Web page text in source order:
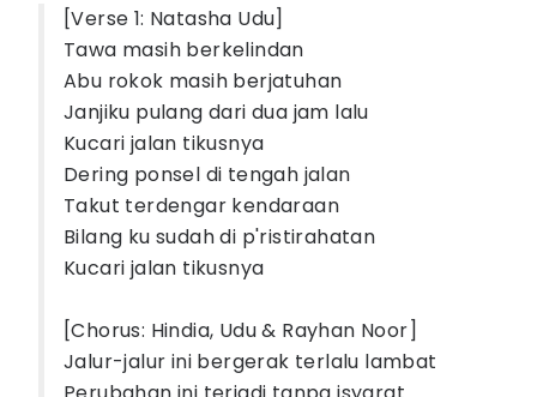
[Verse 1: Natasha Udu]
Tawa masih berkelindan
Abu rokok masih berjatuhan
Janjiku pulang dari dua jam lalu
Kucari jalan tikusnya
Dering ponsel di tengah jalan
Takut terdengar kendaraan
Bilang ku sudah di p'ristirahatan
Kucari jalan tikusnya
[Chorus: Hindia, Udu & Rayhan Noor]
Jalur-jalur ini bergerak terlalu lambat